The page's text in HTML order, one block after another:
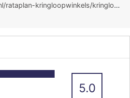
https://rataplan.nl/rataplan-kringloopwinkels/kringloopwinkel-rataplan-wieringerwerf/
5.0